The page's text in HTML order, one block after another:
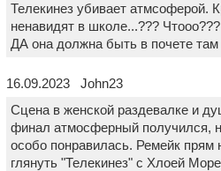
Телекинез убивает атмсоферой.
ненавидят в школе...??? Чтооо???
ДА она должна быть в почете там
16.09.2023 John23
Сцена в женской раздевалке и
финал атмосферный получился,
особо понравилась. Ремейк
глянуть "Телекинез" с Хлоей